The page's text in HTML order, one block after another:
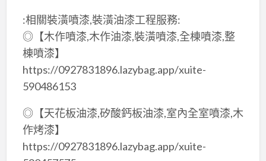
:相關裝潢噴漆,裝潢油漆工程服務:
◎【木作噴漆,木作油漆,裝潢噴漆,全棟噴漆,整
棟噴漆】
https://0927831896.lazybag.app/xuite-
590486153
◎【天花板油漆,矽酸鈣板油漆,室內全室噴漆,木
作烤漆】
https://0927831896.lazybag.app/xuite-